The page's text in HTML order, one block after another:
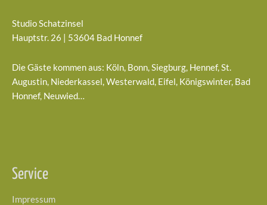
Studio Schatzinsel
Hauptstr. 26 | 53604 Bad Honnef
Die Gäste kommen aus: Köln, Bonn, Siegburg, Hennef, St.
Augustin, Niederkassel, Westerwald, Eifel, Königswinter, Bad
Honnef, Neuwied…
Service
Impressum